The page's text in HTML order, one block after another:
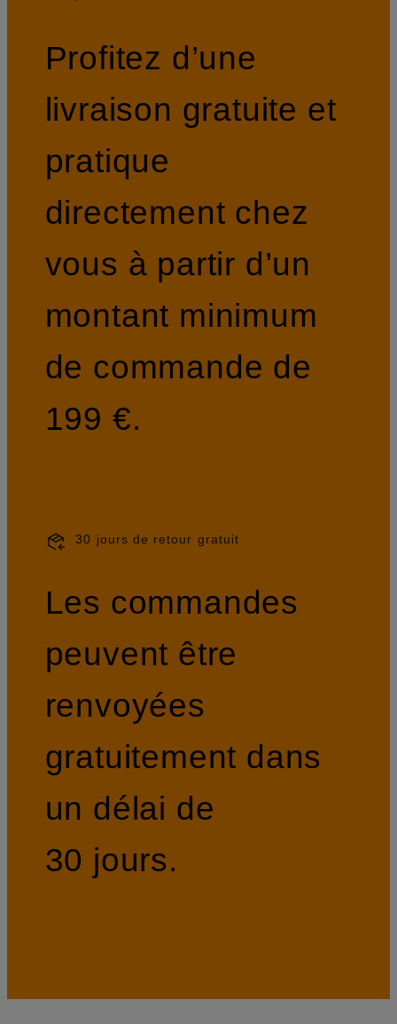
Profitez d’une
livraison gratuite et
pratique
directement chez
vous à partir d’un
montant minimum
de commande de
199 €.
30 jours de retour gratuit
Les commandes
peuvent être
renvoyées
gratuitement dans
un délai de
30 jours.